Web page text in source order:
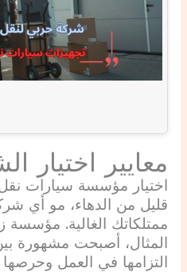
معايير اختيار
اختيار مؤسسة سيارات
قليل من الدهاء، مو أي
ممتلكاتك الغالية.
المثال، أصبحت مشهورة
التزامها في العمل